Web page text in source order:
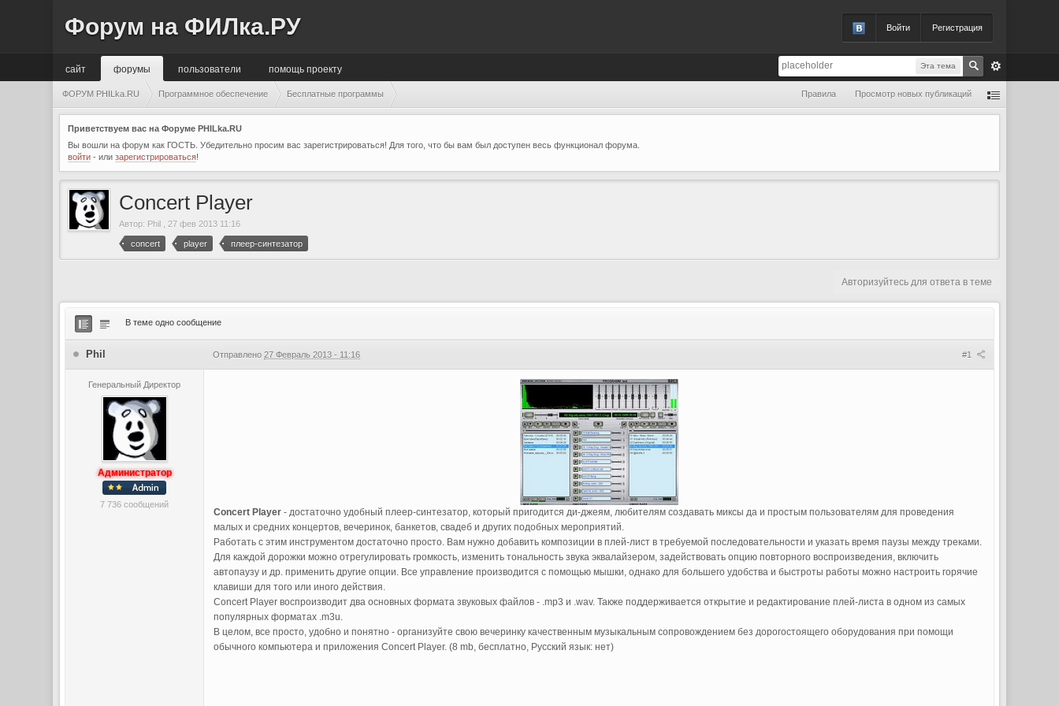
Войти Регистрация
Форум на ФИЛка.РУ
Эта тема
сайт помощь проекту
форумы пользователи
ФОРУМ PHILka.RU Программное обеспечение Бесплатные программы Правила Просмотр новых публикаций
Приветствуем вас на Форуме PHILka.RU
Вы вошли на форум как ГОСТЬ. Убедительно просим вас зарегистрироваться! Для того, что бы вам был доступен весь функционал форума.
войти - илизарегистрироваться!
Concert Player
Автор: Phil 27 фев 2013 11:16
concert player плеер-синтезатор
Авторизуйтесь для ответа в теме
В теме одно сообщение
#1
Phil Отправлено27 Февраль 2013 - 11:16
Генеральный Директор
Администратор
7 736 сообщений
Concert Player - достаточно удобный плеер-синтезатор, который пригодится ди-джеям, любителям создавать миксы да и простым пользователям для проведения
малых и средних концертов, вечеринок, банкетов, свадеб и других подобных мероприятий.
Работать с этим инструментом достаточно просто. Вам нужно добавить композиции в плей-лист в требуемой последовательности и указать время паузы между треками.
Для каждой дорожки можно отрегулировать громкость, изменить тональность звука эквалайзером, задействовать опцию повторного воспроизведения, включить
автопаузу и др. применить другие опции. Все управление производится с помощью мышки, однако для большего удобства и быстроты работы можно настроить горячие
клавиши для того или иного действия.
Concert Player воспроизводит два основных формата звуковых файлов - .mp3 и .wav. Также поддерживается открытие и редактирование плей-листа в одном из самых
популярных форматах .m3u.
В целом, все просто, удобно и понятно - организуйте свою вечеринку качественным музыкальным сопровождением без дорогостоящего оборудования при помощи
обычного компьютера и приложения Concert Player. (8 mb, бесплатно, Русский язык: нет)